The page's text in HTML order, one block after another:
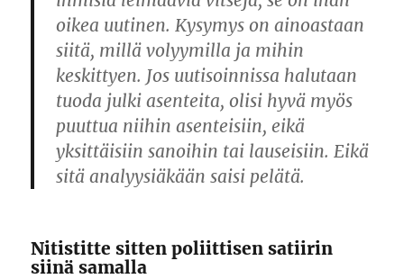
oikea uutinen. Kysymys on ainoastaan
siitä, millä volyymilla ja mihin
keskittyen. Jos uutisoinnissa halutaan
tuoda julki asenteita, olisi hyvä myös
puuttua niihin asenteisiin, eikä
yksittäisiin sanoihin tai lauseisiin. Eikä
sitä analyysiäkään saisi pelätä.
Nitistitte sitten poliittisen satiirin
siinä samalla